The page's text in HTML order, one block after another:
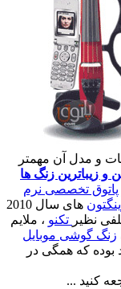
و مدل آن مهمتر
و زیباترین زنگ ها
پاتوق تخصصی نرم
های سال 2010
نظیر تکنو ، ملایم
زنگ گوشی موبایل
کنید. تعداد این رینگتون ها 20 عدد بوده که همگی در
کنید ...